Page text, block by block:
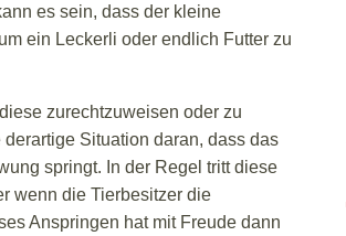
es sein, dass der kleine
ein Leckerli oder endlich Futter zu
zurechtzuweisen oder zu
Situation daran, dass das
springt. In der Regel tritt diese
wenn die Tierbesitzer die
Anspringen hat mit Freude dann